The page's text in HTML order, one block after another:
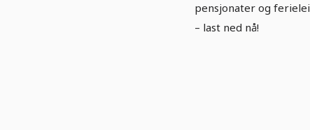
pensjonater og
– last ned nå!